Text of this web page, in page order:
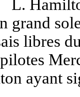
L.
grand
libres
ayant